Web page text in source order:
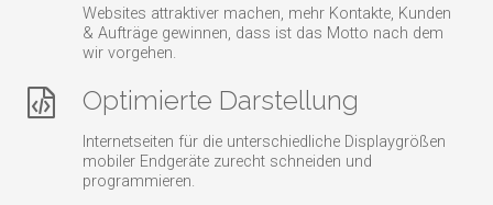
Websites attraktiver machen, mehr Kontakte, Kunden
& Aufträge gewinnen, dass ist das Motto nach dem
wir vorgehen.
Optimierte Darstellung
Internetseiten für die unterschiedliche Displaygrößen
mobiler Endgeräte zurecht schneiden und
programmieren.